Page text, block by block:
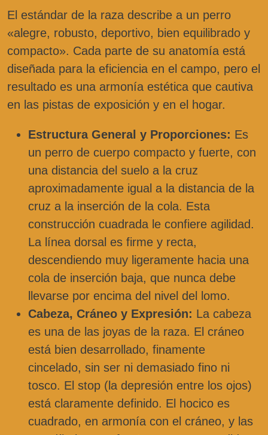
El estándar de la raza describe a un perro
«alegre, robusto, deportivo, bien equilibrado y
compacto». Cada parte de su anatomía está
diseñada para la eficiencia en el campo, pero el
resultado es una armonía estética que cautiva
en las pistas de exposición y en el hogar.
Estructura General y Proporciones: Es
un perro de cuerpo compacto y fuerte, con
una distancia del suelo a la cruz
aproximadamente igual a la distancia de la
cruz a la inserción de la cola. Esta
construcción cuadrada le confiere agilidad.
La línea dorsal es firme y recta,
descendiendo muy ligeramente hacia una
cola de inserción baja, que nunca debe
llevarse por encima del nivel del lomo.
Cabeza, Cráneo y Expresión: La cabeza
es una de las joyas de la raza. El cráneo
está bien desarrollado, finamente
cincelado, sin ser ni demasiado fino ni
tosco. El stop (la depresión entre los ojos)
está claramente definido. El hocico es
cuadrado, en armonía con el cráneo, y las